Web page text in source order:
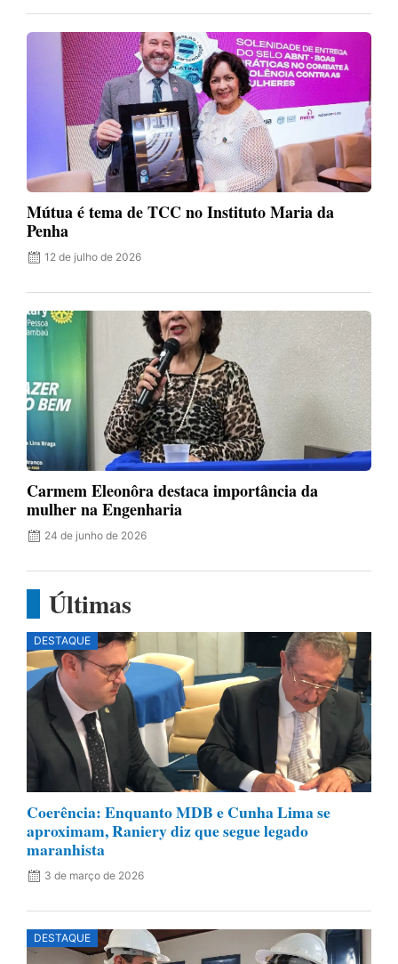
Mútua é tema de TCC no Instituto Maria da
Penha
12 de julho de 2026
Carmem Eleonôra destaca importância da
mulher na Engenharia
24 de junho de 2026
Últimas
DESTAQUE
Coerência: Enquanto MDB e Cunha Lima se
aproximam, Raniery diz que segue legado
maranhista
3 de março de 2026
DESTAQUE